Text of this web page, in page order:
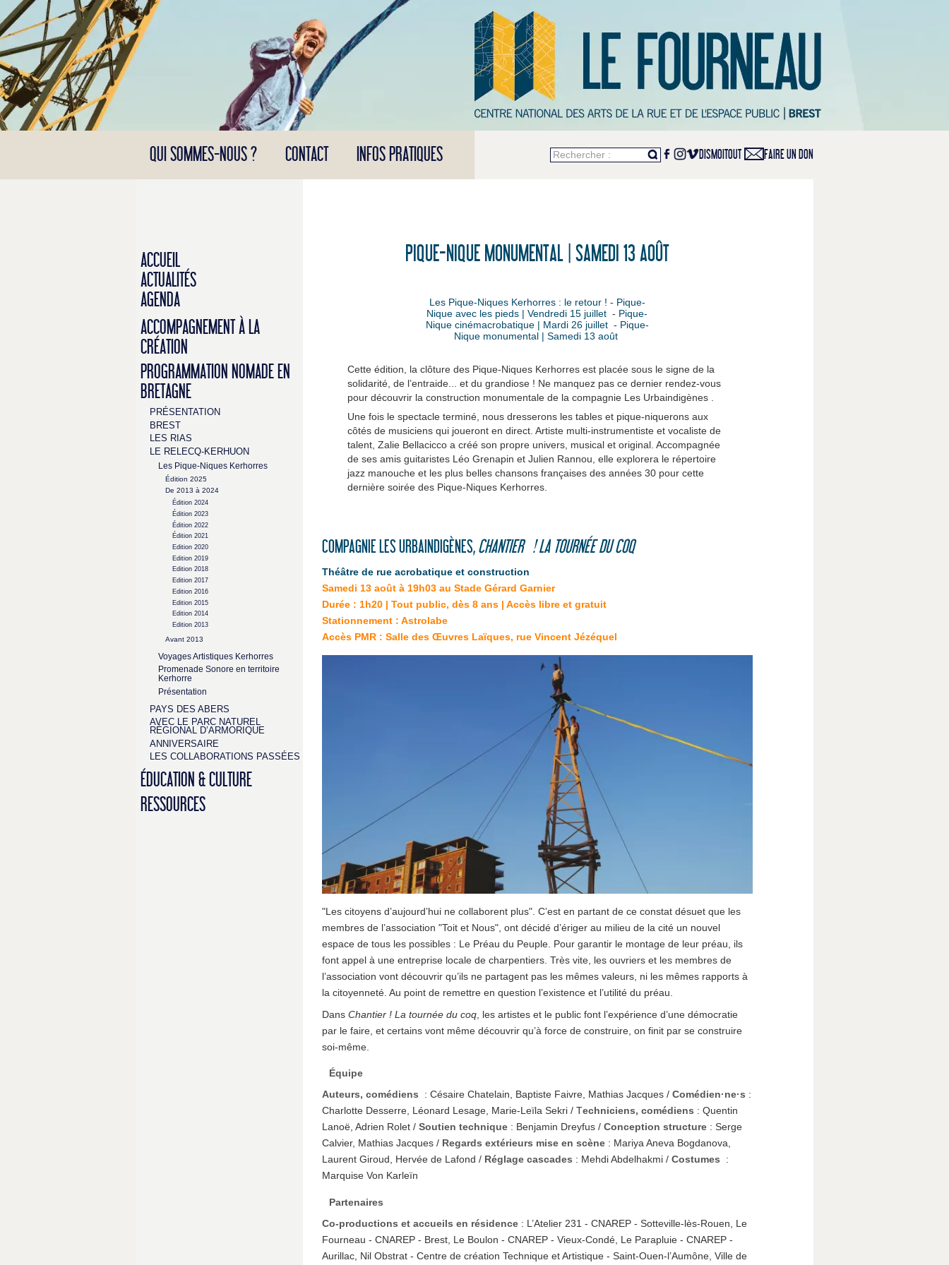
Panneau de gestion des cookies
QUI SOMMES-NOUS ? CONTACT INFOS PRATIQUES Rechercher : DISMOITOUT FAIRE UN DON
ACCUEIL
ACTUALITÉS
AGENDA
ACCOMPAGNEMENT À LA
CRÉATION
PROGRAMMATION NOMADE EN
BRETAGNE
PRÉSENTATION
BREST
LES RIAS
LE RELECQ-KERHUON
Les Pique-Niques Kerhorres
Édition 2025
De 2013 à 2024
Édition 2024
Édition 2023
Édition 2022
Édition 2021
Edition 2020
Edition 2019
Edition 2018
Edition 2017
Edition 2016
Edition 2015
Edition 2014
Edition 2013
Avant 2013
Voyages Artistiques Kerhorres
Promenade Sonore en territoire
Kerhorre
Présentation
PAYS DES ABERS
AVEC LE PARC NATUREL
RÉGIONAL D’ARMORIQUE
ANNIVERSAIRE
LES COLLABORATIONS PASSÉES
ÉDUCATION & CULTURE
RESSOURCES
PIQUE-NIQUE MONUMENTAL | SAMEDI 13 AOÛT
Les Pique-Niques Kerhorres : le retour ! - Pique-
Nique avec les pieds | Vendredi 15 juillet - Pique-
Nique cinémacrobatique | Mardi 26 juillet - Pique-
Nique monumental | Samedi 13 août
Cette édition, la clôture des Pique-Niques Kerhorres est placée sous le signe de la
solidarité, de l’entraide... et du grandiose ! Ne manquez pas ce dernier rendez-vous
pour découvrir la construction monumentale de la compagnie Les Urbaindigènes .
Une fois le spectacle terminé, nous dresserons les tables et pique-niquerons aux
côtés de musiciens qui joueront en direct. Artiste multi-instrumentiste et vocaliste de
talent, Zalie Bellacicco a créé son propre univers, musical et original. Accompagnée
de ses amis guitaristes Léo Grenapin et Julien Rannou, elle explorera le répertoire
jazz manouche et les plus belles chansons françaises des années 30 pour cette
dernière soirée des Pique-Niques Kerhorres.
COMPAGNIE LES URBAINDIGÈNES,CHANTIER ! LA TOURNÉE DU COQ
Théâtre de rue acrobatique et construction
Samedi 13 août à 19h03 au Stade Gérard Garnier
Durée : 1h20 | Tout public, dès 8 ans | Accès libre et gratuit
Stationnement : Astrolabe
Accès PMR : Salle des Œuvres Laïques, rue Vincent Jézéquel
"Les citoyens d’aujourd’hui ne collaborent plus". C’est en partant de ce constat désuet que les
membres de l’association "Toit et Nous", ont décidé d’ériger au milieu de la cité un nouvel
espace de tous les possibles : Le Préau du Peuple. Pour garantir le montage de leur préau, ils
font appel à une entreprise locale de charpentiers. Très vite, les ouvriers et les membres de
l’association vont découvrir qu’ils ne partagent pas les mêmes valeurs, ni les mêmes rapports à
la citoyenneté. Au point de remettre en question l’existence et l’utilité du préau.
Dans Chantier ! La tournée du coq, les artistes et le public font l’expérience d’une démocratie
par le faire, et certains vont même découvrir qu’à force de construire, on finit par se construire
soi-même.
Équipe
Auteurs, comédiens
: Césaire Chatelain, Baptiste Faivre, Mathias Jacques / Comédien·ne·s :
Charlotte Desserre, Léonard Lesage, Marie-Leïla Sekri / Techniciens, comédiens : Quentin
Lanoë, Adrien Rolet / Soutien technique: Benjamin Dreyfus /Conception structure: Serge
Calvier, Mathias Jacques / Regards extérieurs mise en scène: Mariya Aneva Bogdanova,
Laurent Giroud, Hervée de Lafond / Réglage cascades : Mehdi Abdelhakmi / Costumes
:
Marquise Von Karleïn
Partenaires
Co-productions et accueils en résidence: L’Atelier 231 - CNAREP - Sotteville-lès-Rouen, Le
Fourneau - CNAREP - Brest, Le Boulon - CNAREP - Vieux-Condé, Le Parapluie - CNAREP -
Aurillac, Nil Obstrat - Centre de création Technique et Artistique - Saint-Ouen-l’Aumône, Ville de